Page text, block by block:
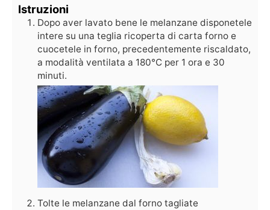
Istruzioni
Dopo aver lavato bene le melanzane disponetele
intere su una teglia ricoperta di carta forno e
cuocetele in forno, precedentemente riscaldato,
a modalità ventilata a 180°C per 1 ora e 30
minuti.
Tolte le melanzane dal forno tagliate